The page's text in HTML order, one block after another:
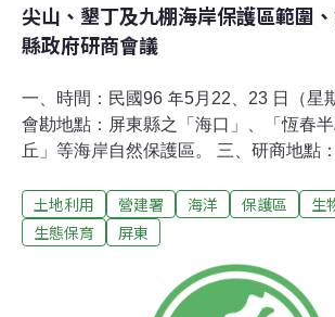
尖山、墾丁及九棚海岸保護區範圍
縣政府研商會議
一、時間：民國96 年5月22、23 日（星
會勘地點：屏東縣之「海口」、「恆春
丘」等海岸自然保護區。 三、研商地點
岸地區包括濱海陸地及近岸海域，是生
富、人文薈萃的區域，卻也是各種使用經
然環境保護計畫」，共劃設有淡水河口
期達成海岸資源之永續利用，期間僅彰
土地利用 營建署 海洋 保護區 生
生態保育
屏東